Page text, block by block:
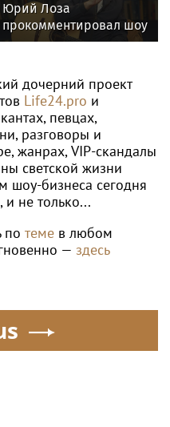
Юрий Лоза
прокомментировал шоу
Димы Билана словами
дочерний проект
Life24.pro и
певцах,
разговоры и
жанрах, VIP-скандалы
светской жизни
шоу-бизнеса сегодня
и не только...
по теме в любом
— здесь